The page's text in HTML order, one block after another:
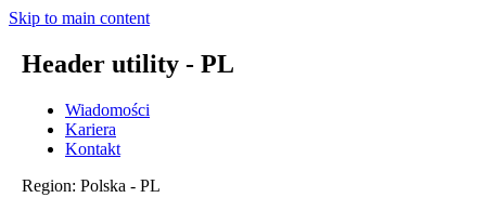
Skip to main content
Header utility - PL
Wiadomości
Kariera
Kontakt
Region: Polska - PL